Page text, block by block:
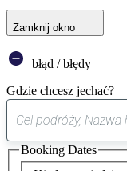
Zamknij okno
błąd / błędy
Gdzie chcesz jechać?
Booking Dates